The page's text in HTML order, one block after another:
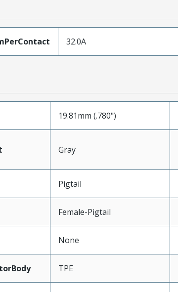
32.0A
19.81mm (.780")
Gray
Pigtail
Female-Pigtail
None
TPE